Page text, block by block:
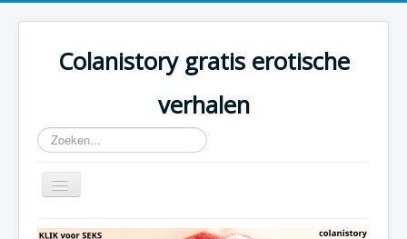
Colanistory gratis erotische
verhalen
Zoeken...
Schakelen
navigatie
Colanistory.eu - Erotische verhalen - Home